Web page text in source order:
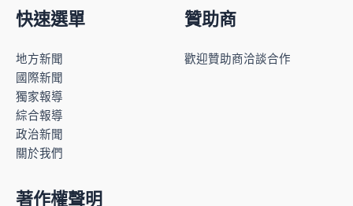
快速選單
地方新聞
國際新聞
獨家報導
綜合報導
政治新聞
關於我們
贊助商
歡迎贊助商洽談合作
著作權聲明